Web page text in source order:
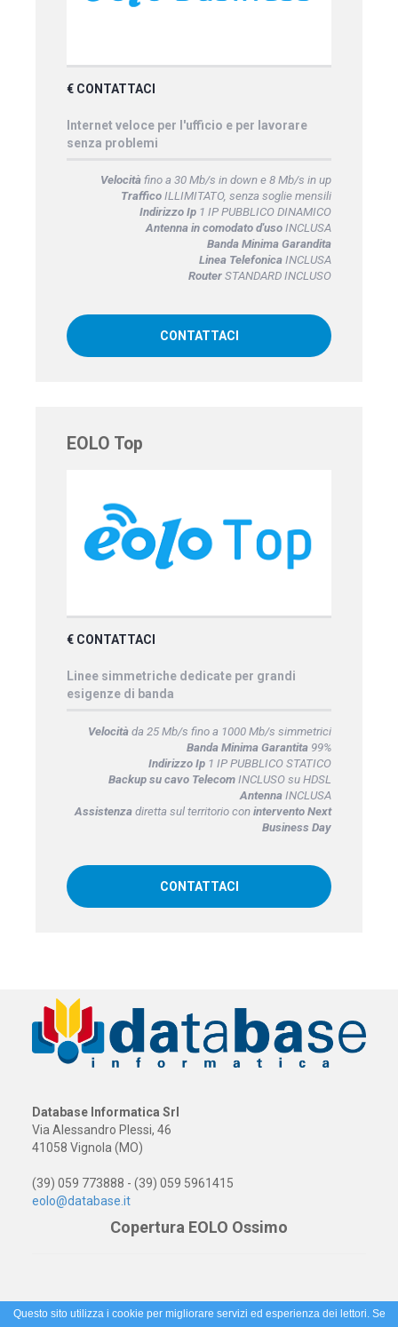
€ CONTATTACI
Internet veloce per l'ufficio e per lavorare
senza problemi
Velocitàfino a 30 Mb/s in down e 8 Mb/s in up
TrafficoILLIMITATO, senza soglie mensili
Indirizzo Ip1 IP PUBBLICO DINAMICO
Antenna in comodato d'usoINCLUSA
Banda Minima Garandita
Linea TelefonicaINCLUSA
RouterSTANDARD INCLUSO
CONTATTACI
EOLO Top
€ CONTATTACI
Linee simmetriche dedicate per grandi
esigenze di banda
Velocitàda 25 Mb/s fino a 1000 Mb/s simmetrici
Banda Minima Garantita99%
Indirizzo Ip1 IP PUBBLICO STATICO
Backup su cavo TelecomINCLUSO su HDSL
AntennaINCLUSA
Assistenza diretta sul territorio con intervento Next
Business Day
CONTATTACI
Database Informatica Srl
Via Alessandro Plessi, 46
41058 Vignola (MO)
(39) 059 773888 - (39) 059 5961415
eolo@database.it
Copertura EOLO Ossimo
Questo sito utilizza i cookie per migliorare servizi ed esperienza dei lettori. Se